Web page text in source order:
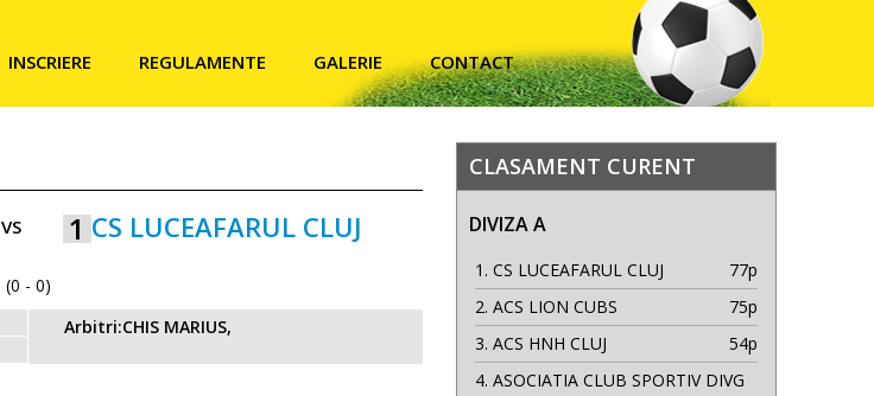
INSCRIERE REGULAMENTE GALERIE CONTACT
VS 1 CS LUCEAFARUL CLUJ
(0 - 0)
Arbitri:CHIS MARIUS,
CLASAMENT CURENT
DIVIZA A
1. CS LUCEAFARUL CLUJ
77p
2. ACS LION CUBS
75p
3. ACS HNH CLUJ
54p
4. ASOCIATIA CLUB SPORTIV DIVG